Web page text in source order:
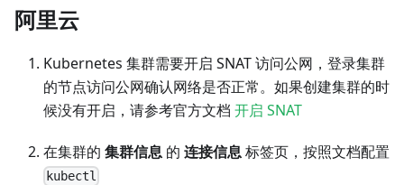
阿里云
Kubernetes 集群需要开启 SNAT 访问公网，登录集群
的节点访问公网确认网络是否正常。如果创建集群的时
候没有开启，请参考官方文档 开启 SNAT
在集群的 集群信息 的 连接信息标签页，按照文档配置
kubectl